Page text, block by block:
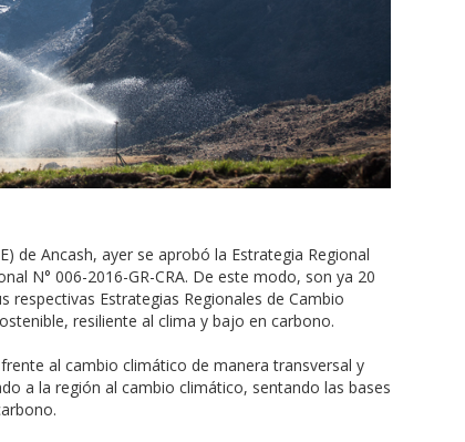
de Ancash, ayer se aprobó la Estrategia Regional
N° 006-2016-GR-CRA. De este modo, son ya 20
Estrategias Regionales de Cambio
resiliente al clima y bajo en carbono.
al cambio climático de manera transversal y
a la región al cambio climático, sentando las bases